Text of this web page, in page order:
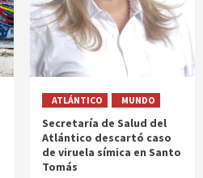
ATLÁNTICO MUNDO
Secretaría de Salud del
Atlántico descartó caso
de viruela símica en Santo
Tomás